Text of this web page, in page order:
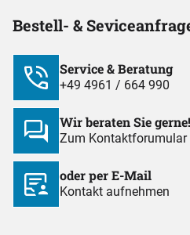
Bestell- &
Service & Beratung
+49 4961 / 664 990
Wir beraten Sie gerne!
Zum Kontaktforumular
oder per E-Mail
Kontakt aufnehmen